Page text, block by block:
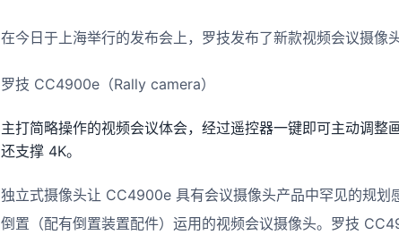
在今日于上海举行的发布会上，罗技发布了新款视频会议摄像头
罗技 CC4900e（Rally camera）
主打简略操作的视频会议体会，经过遥控器一键即可主动调整
还支撑 4K。
独立式摄像头让 CC4900e 具有会议摄像头产品中罕见的规划
倒置（配有倒置装置配件）运用的视频会议摄像头。罗技